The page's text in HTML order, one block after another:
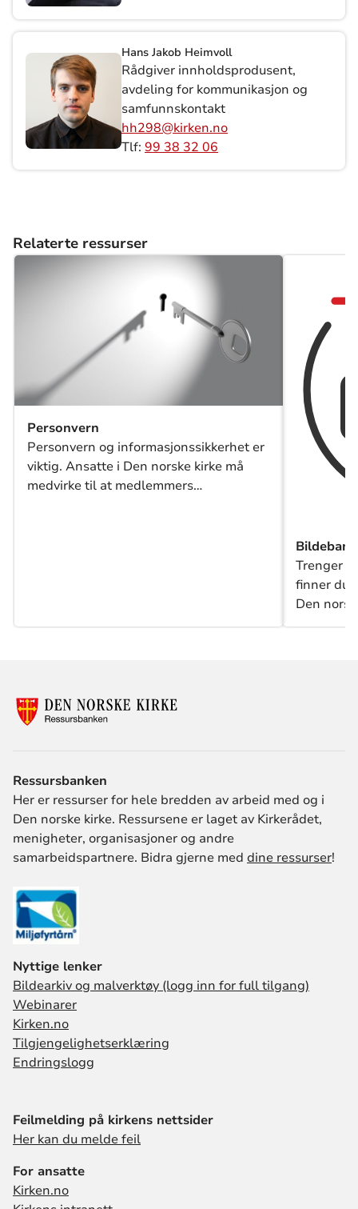
Hans Jakob Heimvoll
Rådgiver innholdsprodusent,
avdeling for kommunikasjon og
samfunnskontakt
hh298@kirken.no
Tlf: 99 38 32 06
Relaterte ressurser
Personvern
Personvern og informasjonssikkerhet er
viktig. Ansatte i Den norske kirke må
medvirke til at medlemmers
Trenger
finner du
Den
norske
Ressursbanken
Her er ressurser for hele bredden av arbeid med og i
Den norske kirke. Ressursene er laget av Kirkerådet,
menigheter, organisasjoner og andre
samarbeidspartnere. Bidra gjerne med dine ressurser!
Nyttige lenker
Bildearkiv og malverktøy (logg inn for full tilgang)
Webinarer
Kirken.no
Tilgjengelighetserklæring
Endringslogg
Feilmelding på kirkens nettsider
Her kan du melde feil
For ansatte
Kirken.no